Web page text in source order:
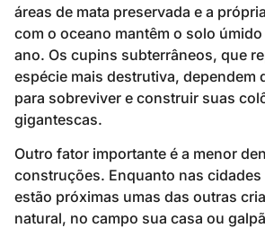
áreas de mata preservada e a
com o oceano mantêm o solo
ano. Os cupins subterrâneos, que
espécie mais destrutiva, dependem
para sobreviver e construir suas
gigantescas.
Outro fator importante é a menor
construções. Enquanto nas
estão próximas umas das outras
natural, no campo sua casa ou